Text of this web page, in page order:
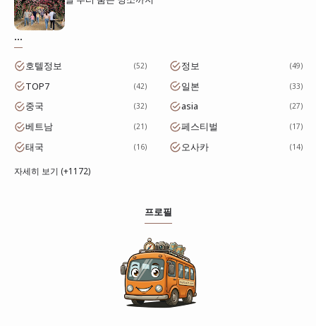
...
호텔정보 52 정보 49
TOP7 42 일본 33
중국 32 asia 27
베트남 21 페스티벌 17
태국 16 오사카 14
자세히 보기 (+1172)
프로필